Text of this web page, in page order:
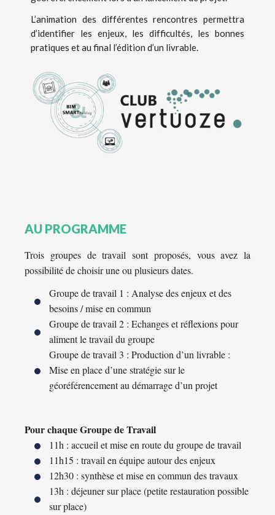
L’animation des différentes rencontres permettra
d’identifier les enjeux, les difficultés, les bonnes
pratiques et au final l’édition d’un livrable.
AU PROGRAMME
Trois groupes de travail sont proposés, vous avez la
possibilité de choisir une ou plusieurs dates.
Groupe de travail 1 : Analyse des enjeux et des
besoins / mise en commun
Groupe de travail 2 : Echanges et réflexions pour
aliment le travail du groupe
Groupe de travail 3 : Production d’un livrable :
Mise en place d’une stratégie sur le
géoréférencement au démarrage d’un projet
Pour chaque Groupe de Travail
11h : accueil et mise en route du groupe de travail
11h15 : travail en équipe autour des enjeux
12h30 : synthèse et mise en commun des travaux
13h : déjeuner sur place (petite restauration possible
sur place)